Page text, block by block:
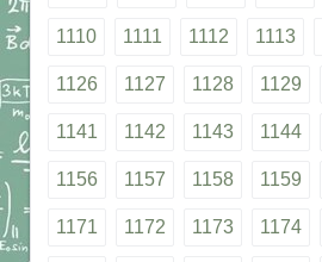
1110 1111 1112 1113
1126 1127 1128 1129
1141 1142 1143 1144
1156 1157 1158 1159
1171 1172 1173 1174